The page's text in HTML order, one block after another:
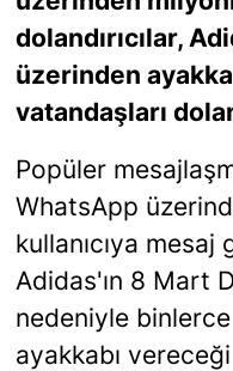
dolandırıcılar,
üzerinden
vatandaşları
Popüler
WhatsApp
kullanıcıya
Adidas'ın 8 Mart
nedeniyle
ayakkabı
VİDEO GALERİ